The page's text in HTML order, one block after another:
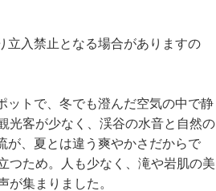
入禁止となる場合がありますの
ットで、冬でも澄んだ空気の中で静
光客が少なく、渓谷の水音と自然の
が、夏とは違う爽やかさだからで
つため。人も少なく、滝や岩肌の美
集まりました。